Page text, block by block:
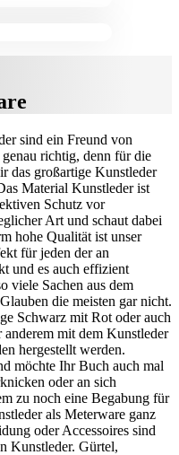
sind ein Freund von
richtig, denn für die
das großartige Kunstleder
Material Kunstleder ist
Schutz vor
Art und schaut dabei
hohe Qualität ist unser
für jeden der an
und es auch effizient
viele Sachen aus dem
die meisten gar nicht.
Schwarz mit Rot oder auch
mit dem Kunstleder
hergestellt werden.
möchte Ihr Buch auch mal
oder an sich
zu noch eine Begabung für
als Meterware ganz
oder Accessoires sind
Kunstleder. Gürtel,